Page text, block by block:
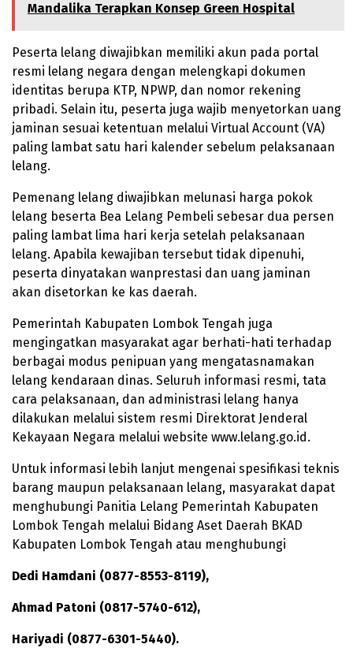
Mandalika Terapkan Konsep Green Hospital
Peserta lelang diwajibkan memiliki akun pada portal
resmi lelang negara dengan melengkapi dokumen
identitas berupa KTP, NPWP, dan nomor rekening
pribadi. Selain itu, peserta juga wajib menyetorkan uang
jaminan sesuai ketentuan melalui Virtual Account (VA)
paling lambat satu hari kalender sebelum pelaksanaan
lelang.
Pemenang lelang diwajibkan melunasi harga pokok
lelang beserta Bea Lelang Pembeli sebesar dua persen
paling lambat lima hari kerja setelah pelaksanaan
lelang. Apabila kewajiban tersebut tidak dipenuhi,
peserta dinyatakan wanprestasi dan uang jaminan
akan disetorkan ke kas daerah.
Pemerintah Kabupaten Lombok Tengah juga
mengingatkan masyarakat agar berhati-hati terhadap
berbagai modus penipuan yang mengatasnamakan
lelang kendaraan dinas. Seluruh informasi resmi, tata
cara pelaksanaan, dan administrasi lelang hanya
dilakukan melalui sistem resmi Direktorat Jenderal
Kekayaan Negara melalui website www.lelang.go.id.
Untuk informasi lebih lanjut mengenai spesifikasi teknis
barang maupun pelaksanaan lelang, masyarakat dapat
menghubungi Panitia Lelang Pemerintah Kabupaten
Lombok Tengah melalui Bidang Aset Daerah BKAD
Kabupaten Lombok Tengah atau menghubungi
Dedi Hamdani (0877-8553-8119),
Ahmad Patoni (0817-5740-612),
Hariyadi (0877-6301-5440).